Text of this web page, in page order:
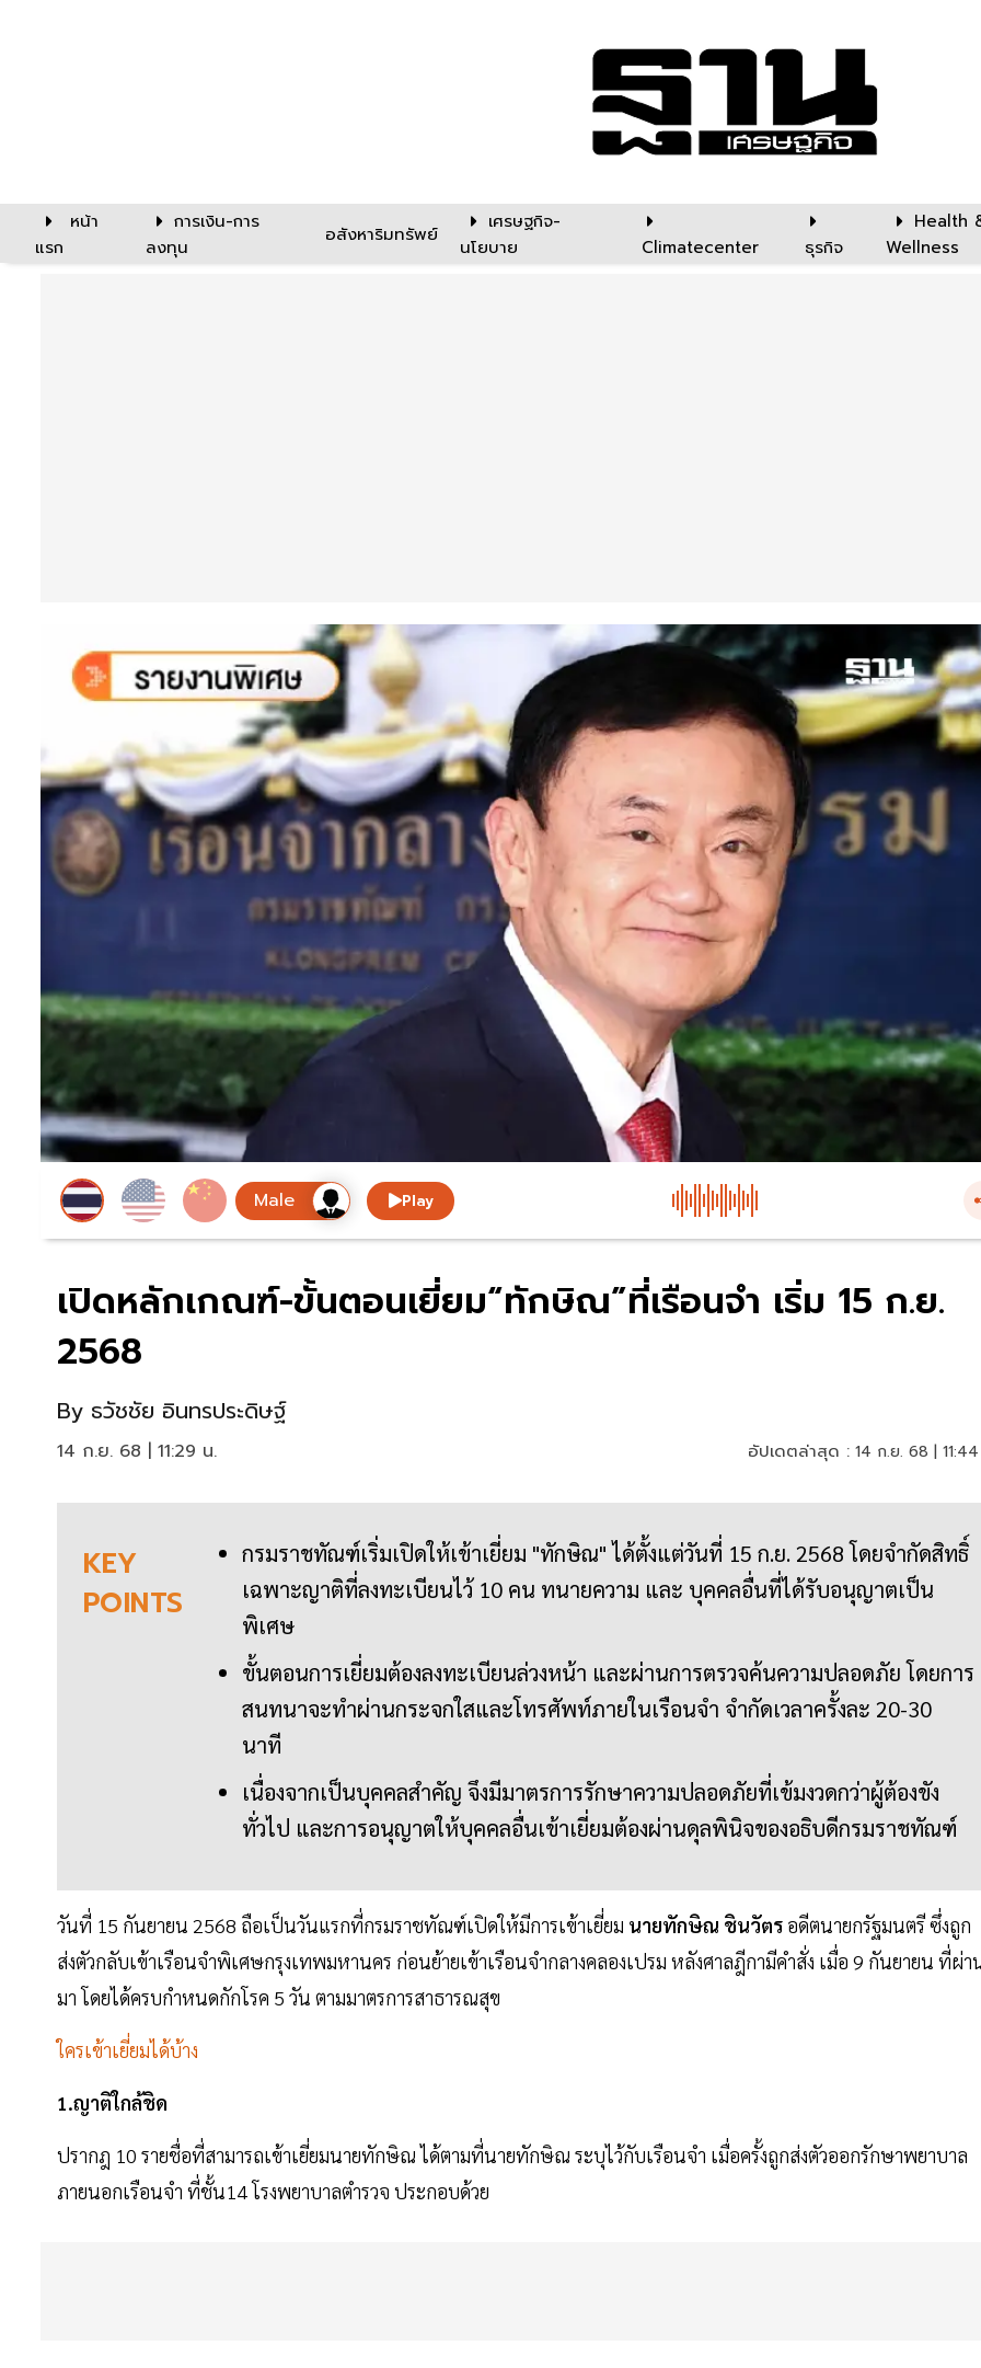
หน้า
แรก
การเงิน-การ
ลงทุน
อสังหาริมทรัพย์
เศรษฐกิจ-
นโยบาย
Climatecenter ธุรกิจ
Health
Wellness
Play
เปิดหลักเกณฑ์-ขั้นตอนเยี่ยม“ทักษิณ”ที่เรือนจำ เริ่ม 15 ก.ย.
2568
By ธวัชชัย อินทรประดิษฐ์
14 ก.ย. 68 | 11:29 น. อัปเดตล่าสุด : 14 ก.ย. 68 |
KEY
POINTS
กรมราชทัณฑ์เริ่มเปิดให้เข้าเยี่ยม "ทักษิณ" ได้ตั้งแต่วันที่ 15 ก.ย. 2568 โดยจำกัดสิทธิ์
เฉพาะญาติที่ลงทะเบียนไว้ 10 คน ทนายความ และ บุคคลอื่นที่ได้รับอนุญาตเป็น
พิเศษ
ขั้นตอนการเยี่ยมต้องลงทะเบียนล่วงหน้า และผ่านการตรวจค้นความปลอดภัย โดยการ
สนทนาจะทำผ่านกระจกใสและโทรศัพท์ภายในเรือนจำ จำกัดเวลาครั้งละ 20-30
นาที
เนื่องจากเป็นบุคคลสำคัญ จึงมีมาตรการรักษาความปลอดภัยที่เข้มงวดกว่าผู้ต้องขัง
ทั่วไป และการอนุญาตให้บุคคลอื่นเข้าเยี่ยมต้องผ่านดุลพินิจของอธิบดีกรมราชทัณฑ์
วันที่ 15 กันยายน 2568 ถือเป็นวันแรกที่กรมราชทัณฑ์เปิดให้มีการเข้าเยี่ยม นายทักษิณ ชินวัตร อดีตนายกรัฐมนตรี ซึ่งถูก
ส่งตัวกลับเข้าเรือนจำพิเศษกรุงเทพมหานคร ก่อนย้ายเข้าเรือนจำกลางคลองเปรม หลังศาลฎีกามีคำสั่ง เมื่อ 9 กันยายน ที่ผ่า
มา โดยได้ครบกำหนดกักโรค 5 วัน ตามมาตรการสาธารณสุข
ใครเข้าเยี่ยมได้บ้าง
1.ญาติใกล้ชิด
ปรากฎ 10 รายชื่อที่สามารถเข้าเยี่ยมนายทักษิณ ได้ตามที่นายทักษิณ ระบุไว้กับเรือนจำ เมื่อครั้งถูกส่งตัวออกรักษาพยาบาล
ภายนอกเรือนจำ ที่ชั้น14 โรงพยาบาลตำรวจ ประกอบด้วย